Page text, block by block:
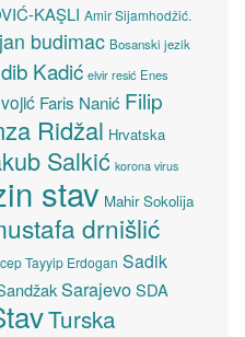
KAŞLI Amir Sijamhodžić.
budimac Bosanski jezik
Kadić elvir resić Enes
Faris Nanić Filip
Ridžal Hrvatska
Salkić korona virus
stav Mahir Sokolija
drnišlić
Tayyip Erdogan Sadik
SarajevoSDA
Turska